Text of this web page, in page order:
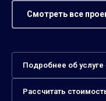
Смотреть все
Подробнее об
Рассчитать